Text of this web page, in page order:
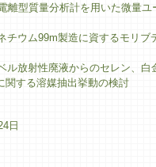
離型質量分析計を用いた微量ユ
チウム99m製造に資するモリブ
ル放射性廃液からのセレン、白
関する溶媒抽出挙動の検討
日